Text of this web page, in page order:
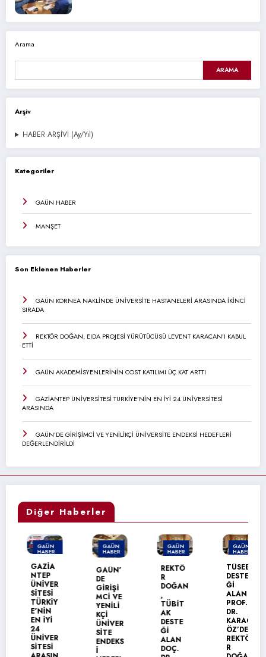
Arama
ARAMA
Arşiv
HABER ARŞİVİ (Ay/Yıl)
Kategoriler
GAÜN HABER
MANŞET
Son Eklenen Haberler
GAÜN KORNEA NAKLİNDE ÜNİVERSİTE HASTANELERİ ARASINDA İKİNCİ
SIRADA
REKTÖR DOĞAN, EIDA PROJESİ YÜRÜTÜCÜSÜ LEVENT KARACAN’I KABUL
ETTİ
GAÜN AKADEMİSYENLERİNİN COST KATILIMI ÜÇ KAT ARTTI
GAZİANTEP ÜNİVERSİTESİ TÜRKİYE’NİN EN İYİ 24 ÜNİVERSİTESİ
ARASINDA
GAÜN’DE GİRİŞİMCİ VE YENİLİKÇİ ÜNİVERSİTE ENDEKSİ HEDEFLERİ
DEĞERLENDİRİLDİ
Diğer Haberler
GAÜN
HABER
MANŞET
GAZİA
NTEP
ÜNİVER
SİTESİ
TÜRKİY
E’NİN
EN İYİ
24
ÜNİVER
SİTESİ
GAÜN
HABER
GAÜN’
GİRİŞİ
MCİ VE
YENİLİ
KÇİ
ÜNİVER
SİTE
ENDEKS
GAÜN
HABER
REKTÖ
DOĞAN
TÜBİT
AK
DESTE
ALAN
DOÇ.
GAÜN
HABER
TÜSEB
DESTE
ALAN
PROF.
DR.
KARAG
ÖZ’DEN
REKTÖ